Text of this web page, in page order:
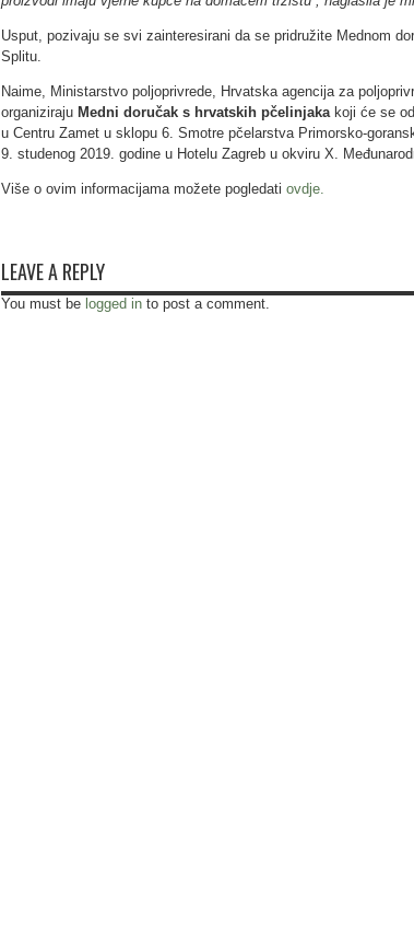
Usput, pozivaju se svi zainteresirani da se pridružite Mednom
Splitu.
Naime, Ministarstvo poljoprivrede, Hrvatska agencija za
organiziraju Medni doručak s hrvatskih pčelinjaka koji će se
u Centru Zamet u sklopu 6. Smotre pčelarstva Primorsko-
9. studenog 2019. godine u Hotelu Zagreb u okviru X.
Više o ovim informacijama možete pogledati ovdje.
LEAVE A REPLY
You must be logged in to post a comment.